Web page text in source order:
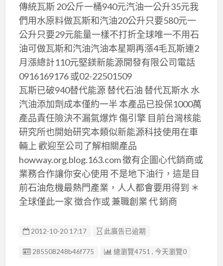
傳統瓦斯 20公斤一桶940元汽油一公升35元我
們用水原料做瓦斯和汽油20公升只要580元一
公升只要29元能量一樣不打折全球唯一不用石
油可做瓦斯和汽油汽油本星期再漲4毛瓦斯連2
月漲總計110元堅鎂新能源開發有限公司電話
0916169176 或02-22501509
瓦斯已破940替代能源 替代石油 替代瓦斯水 水
汽油添加劑成本僅約一半 本產品已投保1000萬
產品責任險決不漏氣爆炸 傷引擎 目前台灣核能
研究所也開始研究本類似新能源科技使用在車
輛上 歡迎至公司了解相關產品
howway.org.blog.163.com 徵有企圖心代銷商或
業務合作讓你安心使用 不是地下油行，這是目
前石油危機最熱門產業，人人都會要用得到 ＊
全球僅此一家 徵合作或 兼職創業 代 銷商
2012-10-20 17:17 此廣告已逾期
廣告编號
285508248b46f775 總瀏覽4751 , 今天瀏覽0